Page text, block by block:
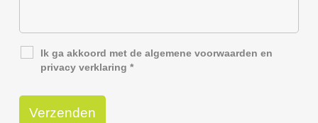
Ik ga akkoord met dealgemene voorwaarden en
privacy verklaring *